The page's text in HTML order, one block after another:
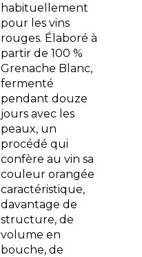
habituellement
pour les vins
rouges. Élaboré à
partir de 100 %
Grenache Blanc,
fermenté
pendant douze
jours avec les
peaux, un
procédé qui
confère au vin sa
couleur orangée
caractéristique,
davantage de
structure, de
volume en
bouche, de